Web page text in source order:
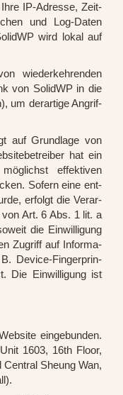
IP-Adres­se, Zeit­
und Log-Daten
wird lokal auf
wie­der­keh­ren­den
von SolidWP in die
um der­ar­ti­ge Angrif­
auf Grund­la­ge von
hat ein
effek­ti­ven
Sofern eine ent­
erfolgt die Ver­ar­
Art. 6 Abs. 1 lit. a
die Ein­wil­li­gung
Zugriff auf Infor­ma­
Device-Fin­ger­prin­
Die Ein­wil­li­gung ist
ein­ge­bun­den.
1603, 16th Flo­or,
Sheung Wan,